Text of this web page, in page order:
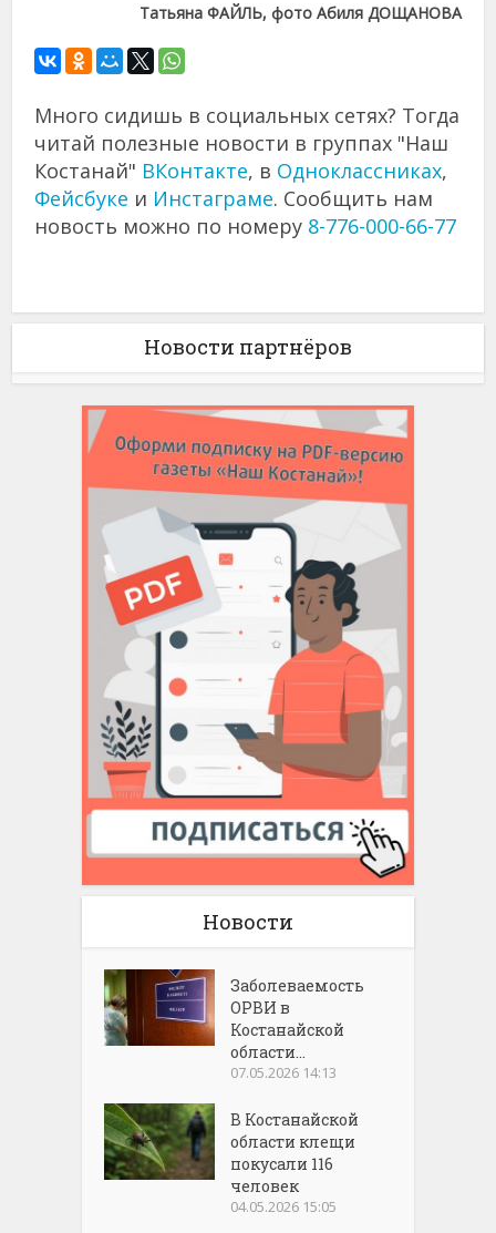
Татьяна ФАЙЛЬ, фото Абиля ДОЩАНОВА
Много сидишь в социальных сетях? Тогда
читай полезные новости в группах "Наш
Костанай" ВКонтакте, в Одноклассниках,
Фейсбуке и Инстаграме. Сообщить нам
новость можно по номеру 8-776-000-66-77
Новости партнёров
Новости
Заболеваемость
ОРВИ в
Костанайской
области...
07.05.2026 14:13
В Костанайской
области клещи
покусали 116
человек
04.05.2026 15:05